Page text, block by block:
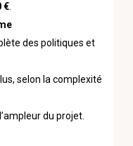
€.
des politiques et
selon la complexité
du projet.